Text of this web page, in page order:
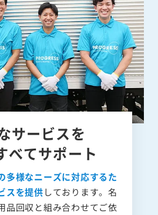
サービスを
べてサポート
多様なニーズに対応するた
スを提供しております。名
品回収と組み合わせてご依